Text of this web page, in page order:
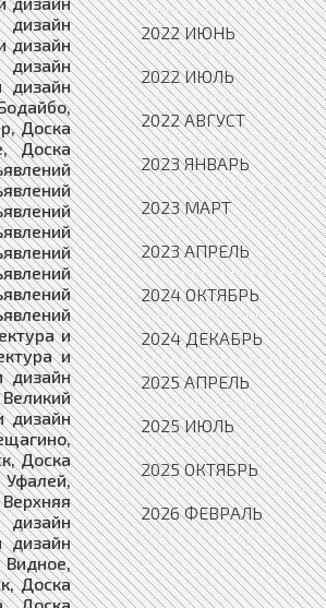
2022 ИЮНЬ
2022 ИЮЛЬ
2022 АВГУСТ
2023 ЯНВАРЬ
2023 МАРТ
2023 АПРЕЛЬ
2024 ОКТЯБРЬ
2024 ДЕКАБРЬ
2025 АПРЕЛЬ
2025 ИЮЛЬ
2025 ОКТЯБРЬ
2026 ФЕВРАЛЬ